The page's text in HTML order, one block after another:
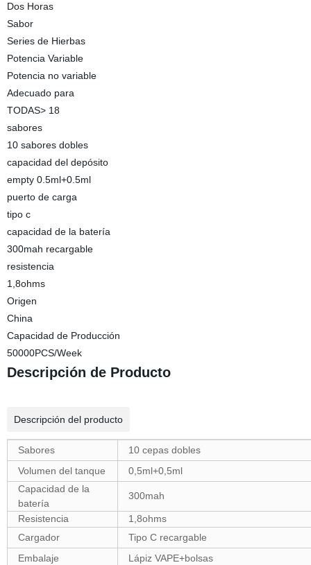
Dos Horas
Sabor
Series de Hierbas
Potencia Variable
Potencia no variable
Adecuado para
TODAS> 18
sabores
10 sabores dobles
capacidad del depósito
empty 0.5ml+0.5ml
puerto de carga
tipo c
capacidad de la batería
300mah recargable
resistencia
1,8ohms
Origen
China
Capacidad de Producción
50000PCS/Week
Descripción de Producto
Descripción del producto
Sabores
10 cepas dobles
Volumen del tanque
0,5ml+0,5ml
Capacidad de la
batería
300mah
Resistencia
1,8ohms
Cargador
Tipo C recargable
Embalaje
Lápiz VAPE+bolsas